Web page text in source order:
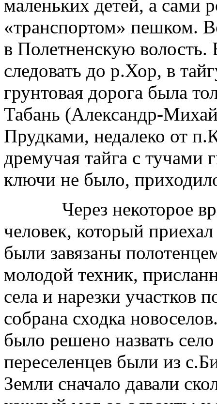
маленьких детей, а сами
«транспортом» пешком.
в Полетненскую
следовать до р.Хор, в
грунтовая дорога была
Табань (Александр-
Прудками, недалеко от
дремучая тайга с тучами
ключи не было,
Через некоторое
человек, который
были завязаны
молодой техник,
села и нарезки участков
собрана сходка
было решено назвать
переселенцев были из
Земли сначало давали